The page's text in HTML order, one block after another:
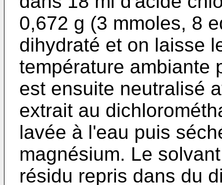
0,672 g (3 mmoles, 8
dihydraté et on laisse
température ambi­ante
est ensuite neutralisé
extrait au
lavée à l'eau puis
magnésium. Le
résidu repris dans du